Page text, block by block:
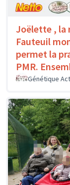
Joëlette , la
Fauteuil
permet la
PMR.
Génétique